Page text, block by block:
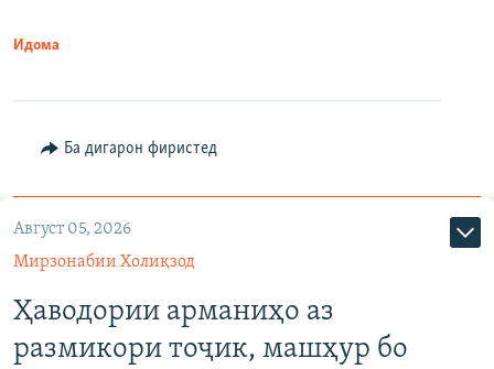
Идома
Ба дигарон фиристед
Август 05, 2026
Мирзонабии Холиқзод
Ҳаводории арманиҳо аз
размикори тоҷик, машҳур бо